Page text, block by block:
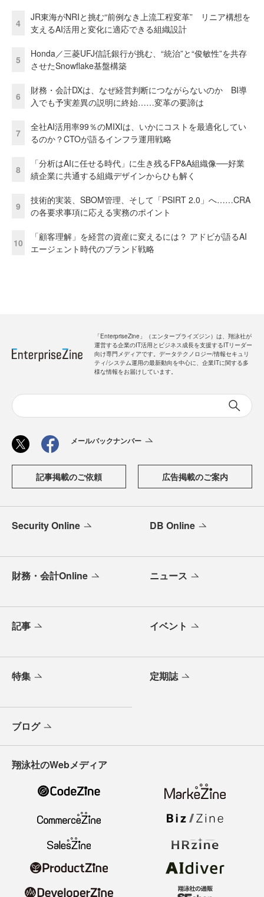
4
JR東海がNRIと挑む“前例なき上流工程変革” リニア構想を
支えるAI活用と変化に適応できる組織設計
5
Honda／三菱UFJ信託銀行が挑む、“統治”と“俊敏性”を共存
させたSnowflake基盤構築
6
財務・会計DXは、なぜ経営判断につながらないのか BI導
入でも予実差異の説明に終始……変革の要諦は
7
全社AI活用率99％のMIXIは、いかにコストを最適化してい
るのか？CTOが語るインフラ運用戦略
8
「分析はAIに任せる時代」に生き残るFP&A組織像──好業
績企業に共通する組織デザインからひも解く
9
技術的実装、SBOM管理、そして「PSIRT 2.0」へ……CRA
の各要求事項に応える実務のポイント
10
「顧客理解」を経営の資産に変えるには？ アドビが語るAI
エージェント時代のブランド戦略
「EnterpriseZine」（エンタープライズジン）は、翔泳社が
運営する企業のIT活用とビジネス成長を支援するITリーダー
向け専門メディアです。データテクノロジー/情報セキュリ
ティ/システム運用の最新動向を中心に、企業ITに関する多
様な情報をお届けしています。
メールバックナンバー
記事掲載のご依頼 広告掲載のご案内
Security Online DB Online
財務・会計Online ニュース
記事 イベント
特集 定期誌
ブログ
翔泳社のWebメディア